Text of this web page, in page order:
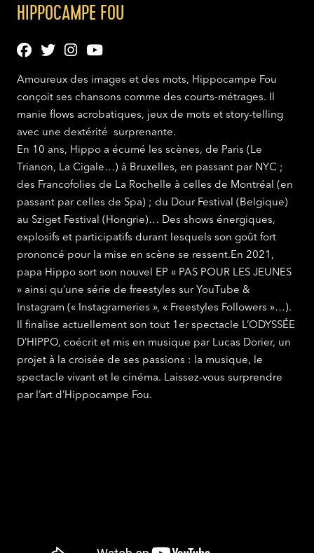
HIPPOCAMPE FOU
Amoureux des images et des mots, Hippocampe Fou
conçoit ses chansons comme des courts-métrages. Il
manie flows acrobatiques, jeux de mots et story-telling
avec une dextérité surprenante.
En 10 ans, Hippo a écumé les scènes, de Paris (Le
Trianon, La Cigale…) à Bruxelles, en passant par NYC ;
des Francofolies de La Rochelle à celles de Montréal (en
passant par celles de Spa) ; du Dour Festival (Belgique)
au Sziget Festival (Hongrie)… Des shows énergiques,
explosifs et participatifs durant lesquels son goût fort
prononcé pour la mise en scène se ressent.En 2021,
papa Hippo sort son nouvel EP « PAS POUR LES JEUNES
» ainsi qu’une série de freestyles sur YouTube &
Instagram (« Instagrameries », « Freestyles Followers »…).
Il finalise actuellement son tout 1er spectacle L’ODYSSÉE
D’HIPPO, coécrit et mis en musique par Lucas Dorier, un
projet à la croisée de ses passions : la musique, le
spectacle vivant et le cinéma. Laissez-vous surprendre
par l’art d’Hippocampe Fou.